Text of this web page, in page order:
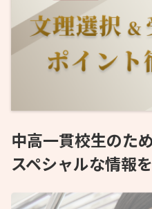
中高一貫校生のた
スペシャルな情報